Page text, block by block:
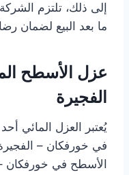
إلى ذلك، تلتزم
ما بعد البيع لضمان
عزل الأسطح
الفجيرة
يُعتبر العزل المائي
في خورفكان –
الأسطح في خورفكان